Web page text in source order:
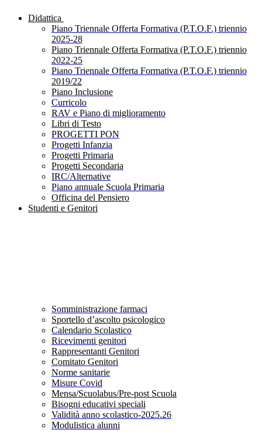
Didattica
Piano Triennale Offerta Formativa (P.T.O.F.) triennio
2025-28
Piano Triennale Offerta Formativa (P.T.O.F.) triennio
2022-25
Piano Triennale Offerta Formativa (P.T.O.F.) triennio
2019/22
Piano Inclusione
Curricolo
RAV e Piano di miglioramento
Libri di Testo
PROGETTI PON
Progetti Infanzia
Progetti Primaria
Progetti Secondaria
IRC/Alternative
Piano annuale Scuola Primaria
Officina del Pensiero
Studenti e Genitori
Somministrazione farmaci
Sportello d’ascolto psicologico
Calendario Scolastico
Ricevimenti genitori
Rappresentanti Genitori
Comitato Genitori
Norme sanitarie
Misure Covid
Mensa/Scuolabus/Pre-post Scuola
Bisogni educativi speciali
Validità anno scolastico-2025.26
Modulistica alunni